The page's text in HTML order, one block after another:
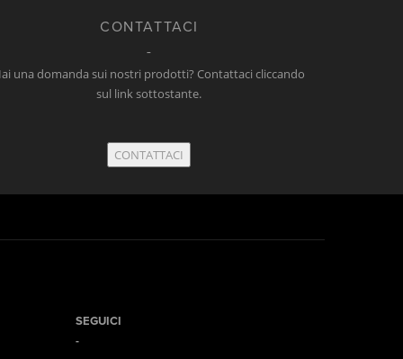
CONTATTACI
una domanda sui nostri prodotti? Contattaci cliccando
sul link sottostante.
CONTATTACI
SEGUICI